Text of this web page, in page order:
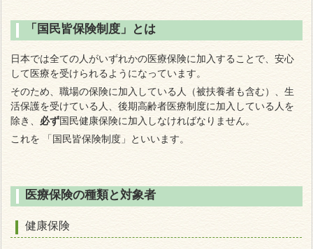
「国民皆保険制度」とは
日本では全ての人がいずれかの医療保険に加入することで、安心
して医療を受けられるようになっています。
そのため、職場の保険に加入している人（被扶養者も含む）、生
活保護を受けている人、後期高齢者医療制度に加入している人を
除き、 必ず国民健康保険に加入しなければなりません。
これを 「国民皆保険制度」といいます。
医療保険の種類と対象者
健康保険